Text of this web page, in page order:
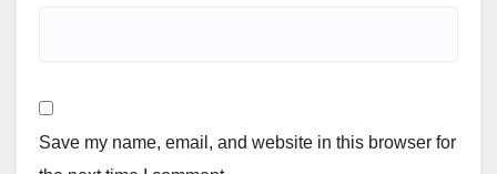
Save my name, email, and website in this browser for